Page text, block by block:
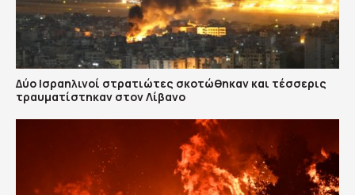
Δύο Ισραηλινοί στρατιώτες σκοτώθηκαν και τέσσερις
τραυματίστηκαν στον Λίβανο